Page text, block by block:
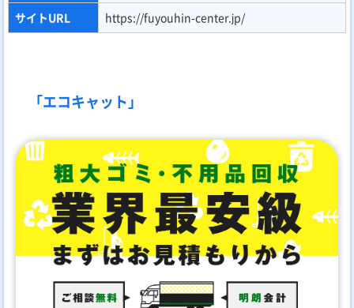
サイトURL https://fuyouhin-center.jp/
「エコキャット」